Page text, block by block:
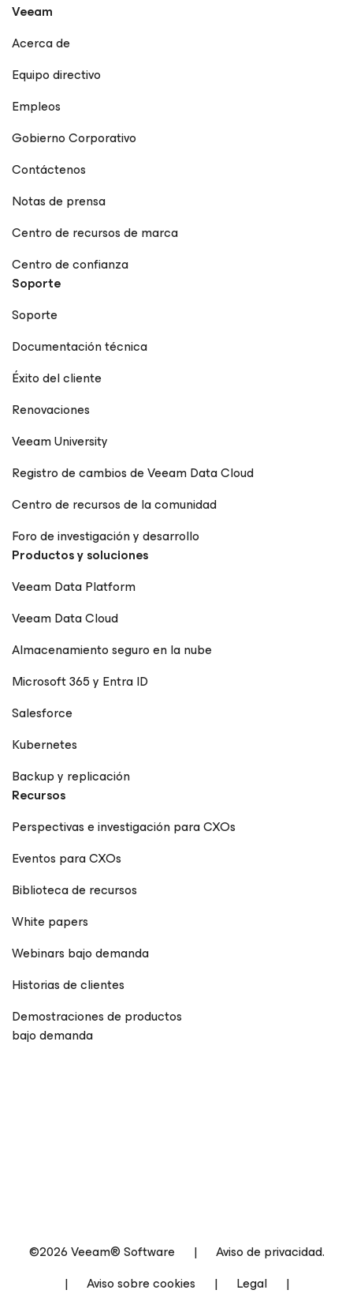
Veeam
Acerca de
Equipo directivo
Empleos
Gobierno Corporativo
Contáctenos
Notas de prensa
Centro de recursos de marca
Centro de confianza
Soporte
Soporte
Documentación técnica
Éxito del cliente
Renovaciones
Veeam University
Registro de cambios de Veeam Data Cloud
Centro de recursos de la comunidad
Foro de investigación y desarrollo
Productos y soluciones
Veeam Data Platform
Veeam Data Cloud
Almacenamiento seguro en la nube
Microsoft 365 y Entra ID
Salesforce
Kubernetes
Backup y replicación
Recursos
Perspectivas e investigación para CXOs
Eventos para CXOs
Biblioteca de recursos
White papers
Webinars bajo demanda
Historias de clientes
Demostraciones de productos
bajo demanda
©2026 Veeam® Software |
Aviso de privacidad.
|
Aviso sobre cookies | Legal
|